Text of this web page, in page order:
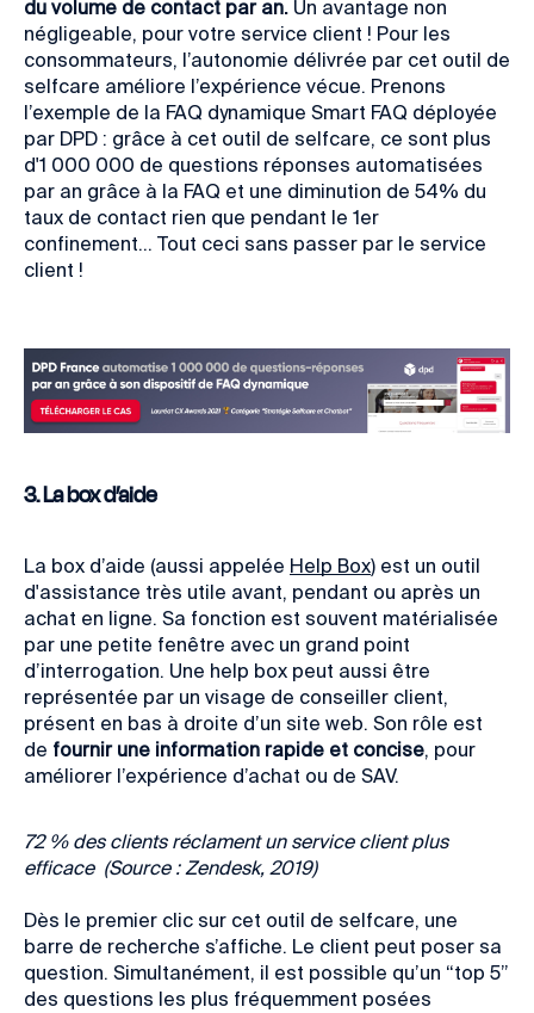
du volume de contact par an. Un avantage non
négligeable, pour votre service client ! Pour les
consommateurs, l’autonomie délivrée par cet outil de
selfcare améliore l’expérience vécue. Prenons
l’exemple de la FAQ dynamique Smart FAQ déployée
par DPD : grâce à cet outil de selfcare, ce sont plus
d'1 000 000 de questions réponses automatisées
par an grâce à la FAQ et une diminution de 54% du
taux de contact rien que pendant le 1er
confinement... Tout ceci sans passer par le service
client !
3. La box d’aide
La box d’aide (aussi appelée Help Box) est un outil
d'assistance très utile avant, pendant ou après un
achat en ligne. Sa fonction est souvent matérialisée
par une petite fenêtre avec un grand point
d’interrogation. Une help box peut aussi être
représentée par un visage de conseiller client,
présent en bas à droite d’un site web. Son rôle est
de fournir une information rapide et concise, pour
améliorer l’expérience d’achat ou de SAV.
72 % des clients réclament un service client plus
efficace (Source : Zendesk, 2019)
Dès le premier clic sur cet outil de selfcare, une
barre de recherche s’affiche. Le client peut poser sa
question. Simultanément, il est possible qu’un “top 5”
des questions les plus fréquemment posées